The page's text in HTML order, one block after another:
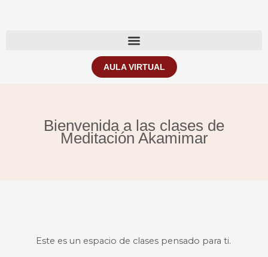
AULA VIRTUAL
Bienvenida a las clases de
Meditación Akamimar
Este es un espacio de clases pensado para ti.